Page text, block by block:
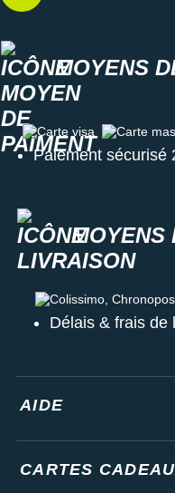
MOYENS
Carte visa Carte
Paiement sécurisé
MOYENS
Colissimo, Chronopost,
Délais & frais de
AIDE
CARTES